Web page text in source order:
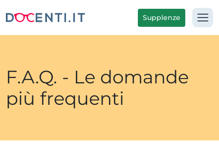
Supplenze
F.A.Q. - Le domande
più frequenti